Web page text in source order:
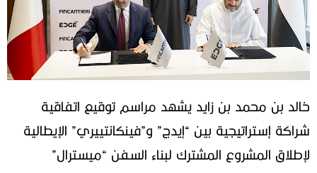
خالد بن محمد بن زايد يشهد مراسم توقيع اتفاقية
شراكة إستراتيجية بين “إيدج” و”فينكانتييري” الإيطالية
لإطلاق المشروع المشترك لبناء السفن “ميسترال”